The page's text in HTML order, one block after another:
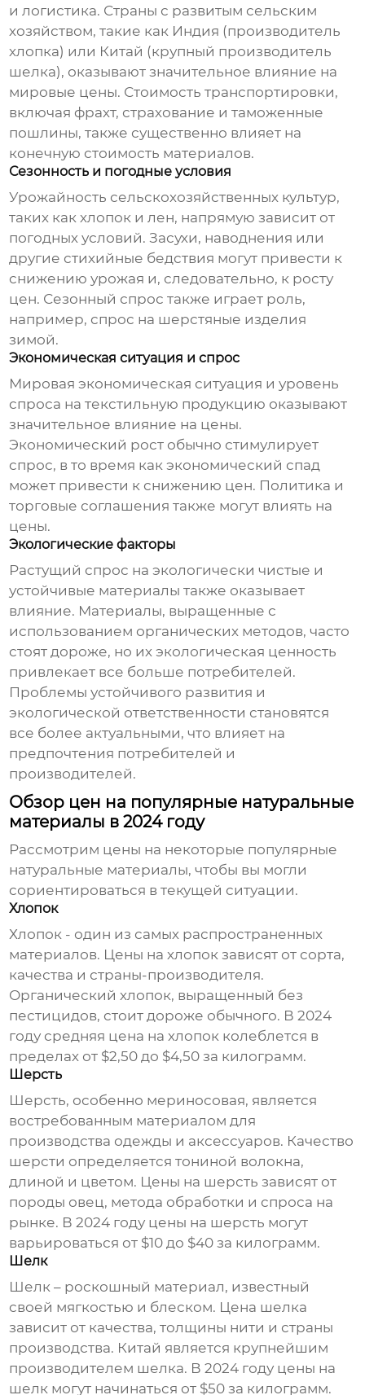
и логистика. Страны с развитым сельским
хозяйством, такие как Индия (производитель
хлопка) или Китай (крупный производитель
шелка), оказывают значительное влияние на
мировые цены. Стоимость транспортировки,
включая фрахт, страхование и таможенные
пошлины, также существенно влияет на
конечную стоимость материалов.
Сезонность и погодные условия
Урожайность сельскохозяйственных культур,
таких как хлопок и лен, напрямую зависит от
погодных условий. Засухи, наводнения или
другие стихийные бедствия могут привести к
снижению урожая и, следовательно, к росту
цен. Сезонный спрос также играет роль,
например, спрос на шерстяные изделия
зимой.
Экономическая ситуация и спрос
Мировая экономическая ситуация и уровень
спроса на текстильную продукцию оказывают
значительное влияние на цены.
Экономический рост обычно стимулирует
спрос, в то время как экономический спад
может привести к снижению цен. Политика и
торговые соглашения также могут влиять на
цены.
Экологические факторы
Растущий спрос на экологически чистые и
устойчивые материалы также оказывает
влияние. Материалы, выращенные с
использованием органических методов, часто
стоят дороже, но их экологическая ценность
привлекает все больше потребителей.
Проблемы устойчивого развития и
экологической ответственности становятся
все более актуальными, что влияет на
предпочтения потребителей и
производителей.
Обзор цен на популярные натуральные
материалы в 2024 году
Рассмотрим цены на некоторые популярные
натуральные материалы, чтобы вы могли
сориентироваться в текущей ситуации.
Хлопок
Хлопок - один из самых распространенных
материалов. Цены на хлопок зависят от сорта,
качества и страны-производителя.
Органический хлопок, выращенный без
пестицидов, стоит дороже обычного. В 2024
году средняя цена на хлопок колеблется в
пределах от $2,50 до $4,50 за килограмм.
Шерсть
Шерсть, особенно мериносовая, является
востребованным материалом для
производства одежды и аксессуаров. Качество
шерсти определяется тониной волокна,
длиной и цветом. Цены на шерсть зависят от
породы овец, метода обработки и спроса на
рынке. В 2024 году цены на шерсть могут
варьироваться от $10 до $40 за килограмм.
Шелк
Шелк – роскошный материал, известный
своей мягкостью и блеском. Цена шелка
зависит от качества, толщины нити и страны
производства. Китай является крупнейшим
производителем шелка. В 2024 году цены на
шелк могут начинаться от $50 за килограмм.